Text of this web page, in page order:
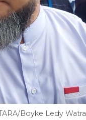
Boyke Ledy Watra